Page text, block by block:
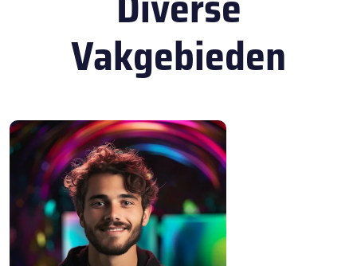
Vakgebieden